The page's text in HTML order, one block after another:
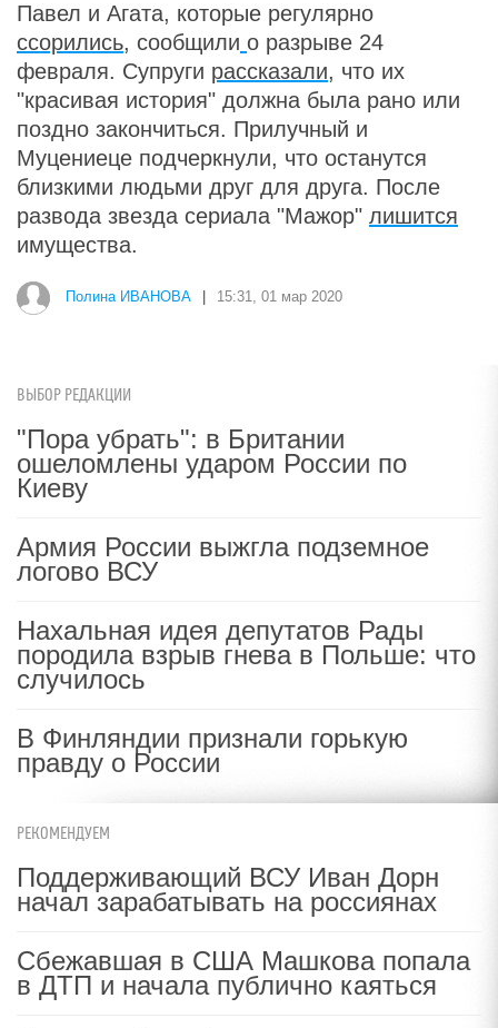
Павел и Агата, которые регулярно
ссорились, сообщили о разрыве 24
февраля. Супруги рассказали, что их
"красивая история" должна была рано или
поздно закончиться. Прилучный и
Муцениеце подчеркнули, что останутся
близкими людьми друг для друга. После
развода звезда сериала "Мажор" лишится
имущества.
Полина ИВАНОВА 15:31, 01 мар 2020
ВЫБОР РЕДАКЦИИ
"Пора убрать": в Британии
ошеломлены ударом России по
Киеву
Армия России выжгла подземное
логово ВСУ
Нахальная идея депутатов Рады
породила взрыв гнева в Польше: что
случилось
В Финляндии признали горькую
правду о России
РЕКОМЕНДУЕМ
Поддерживающий ВСУ Иван Дорн
начал зарабатывать на россиянах
Сбежавшая в США Машкова попала
в ДТП и начала публично каяться